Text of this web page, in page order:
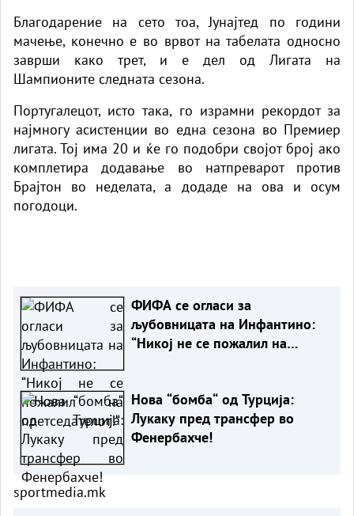
Благодарение на сето тоа, Јунајтед по години
мачење, конечно е во врвот на табелата односно
заврши како трет, и е дел од Лигата на
Шампионите следната сезона.
Португалецот, исто така, го израмни рекордот за
најмногу асистенции во една сезона во Премиер
лигата. Тој има 20 и ќе го подобри својот број ако
комплетира додавање во натпреварот против
Брајтон во неделата, а додаде на ова и осум
погодоци.
ФИФА се огласи за
љубовницата на Инфантино:
“Никој не се пожалил на
Нова “бомба“ од Турција:
Лукаку пред трансфер во
Фенербахче!
sportmedia.mk